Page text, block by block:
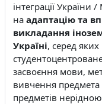
інтеграції України /
на адаптацію та
викладання
Україні, серед яких
засвоєння мови,
вивчення
предметів